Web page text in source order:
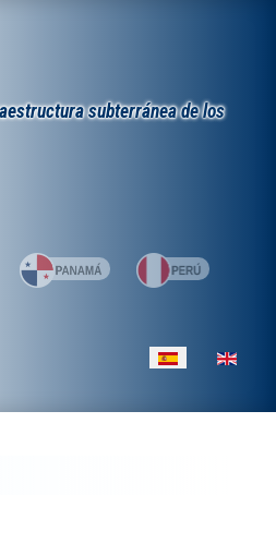
subterránea de los
Seleccione su